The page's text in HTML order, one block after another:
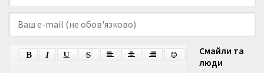
Смайли та
люди